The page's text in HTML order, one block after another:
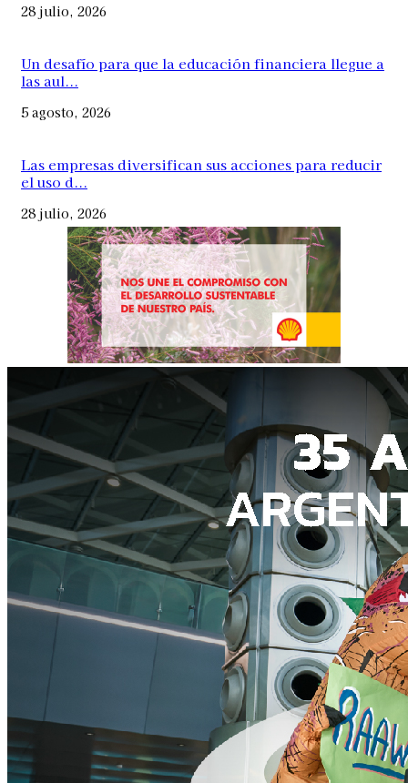
28 julio, 2026
Un desafío para que la educación financiera llegue a
las aul...
5 agosto, 2026
Las empresas diversifican sus acciones para reducir
el uso d...
28 julio, 2026